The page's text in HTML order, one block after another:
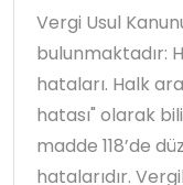
Vergi Usul
bulunmaktadır:
hataları. Halk
hatası" olarak
madde 118’de
hatalarıdır.